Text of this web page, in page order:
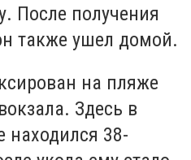
После получения
также ушел домой.
на пляже
Здесь в
находился 38-